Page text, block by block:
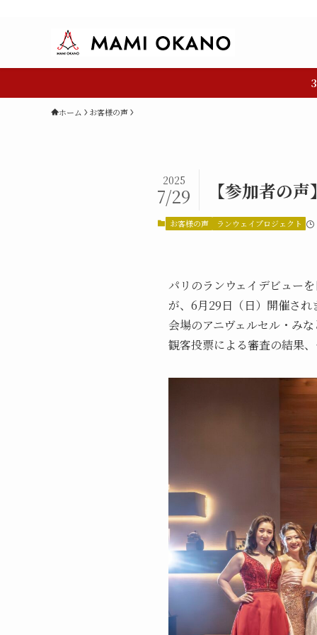
ホーム お客様の声
【参加者の
2025
7/29
お客様の声 ランウェイプロジェクト
パリのランウェイデビュー
が、6月29日（日）開催され
会場のアニヴェルセル・み
観客投票による審査の結果